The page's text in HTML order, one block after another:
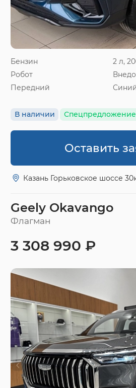
Бензин
2 л,
Робот
Передний
В наличии Спецпредложение
Оставить
Казань Горьковское шоссе
Geely Okavango
Флагман
3 308 990 ₽